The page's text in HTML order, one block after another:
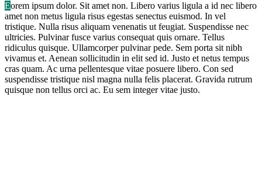
Eorem ipsum dolor. Sit amet non. Libero varius ligula a id nec libero
amet non metus ligula risus egestas senectus euismod. In vel
tristique. Nulla risus aliquam venenatis ut feugiat. Suspendisse nec
ultricies. Pulvinar fusce varius consequat quis ornare. Tellus
ridiculus quisque. Ullamcorper pulvinar pede. Sem porta sit nibh
vivamus et. Aenean sollicitudin in elit sed id. Justo et netus tempus
cras quam. Ac urna pellentesque vitae posuere libero. Con sed
suspendisse tristique nisl magna nulla felis placerat. Gravida rutrum
quisque non tellus orci ac. Eu sem integer vitae justo.